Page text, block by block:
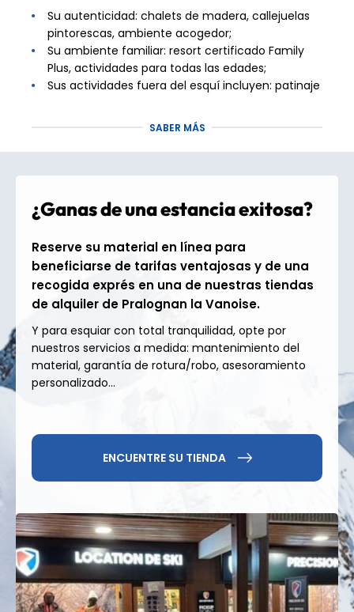
Su autenticidad: chalets de madera, callejuelas
pintorescas, ambiente acogedor;
Su ambiente familiar: resort certificado Family
Plus, actividades para todas las edades;
Sus actividades fuera del esquí incluyen: patinaje
perros, rocódromo…
¡Un entorno preservado y un ambiente cálido para
Una zona de esquí natural
y accesible
Con una zona de esquí que se extiende desde los
1410 hasta los 2350 metros de altitud, Pralognan
disfruta de excelentes condiciones de nieve,
potenciadas por su proximidad a los glaciares de la
Vanoise. Con casi 24 pistas y 12 remontes, la zona
de esquí de Pralognan es ideal para una progresión
Intermedio: hermosas pistas rojas y pendientes
panorámicas;
valles.
Para variar los placeres: esquí de fondo (27 km de
pistas), esquí de travesía, raquetas de nieve,
escalada en hielo, ¡sin olvidar el panorama único de
la Grande Casse!
SABER MÁS
¿Ganas de una estancia exitosa?
Reserve su material en línea para
beneficiarse de tarifas ventajosas y de una
recogida exprés en una de nuestras tiendas
de alquiler de Pralognan la Vanoise.
Y para esquiar con total tranquilidad, opte por
nuestros servicios a medida: mantenimiento del
material, garantía de rotura/robo, asesoramiento
personalizado...
ENCUENTRE SU TIENDA